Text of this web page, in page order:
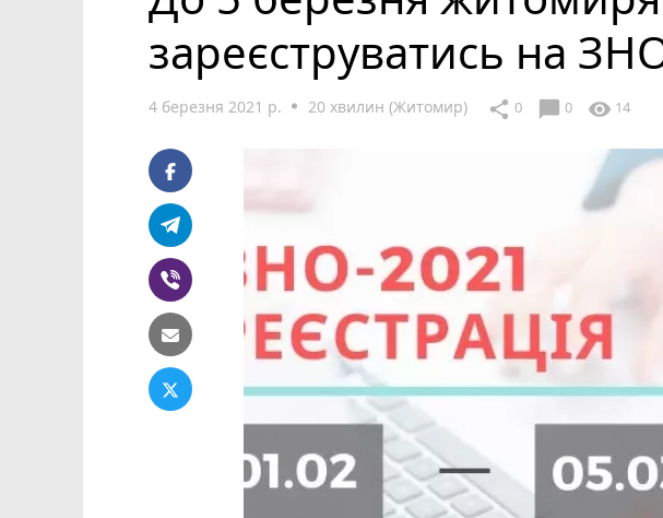
зареєструватись на
4 березня 2021 р. 20 хвилин (Житомир) share 0 chat_bubble 0 visibility 14